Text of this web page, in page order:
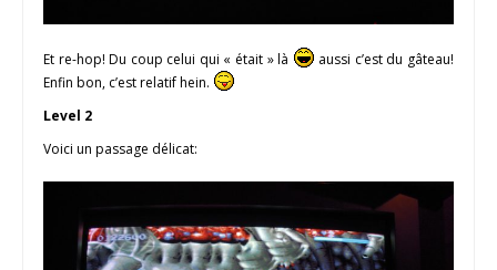
Et re-hop! Du coup celui qui « était » là
aussi c’est du gâteau!
Enfin bon, c’est relatif hein.
Level 2
Voici un passage délicat: